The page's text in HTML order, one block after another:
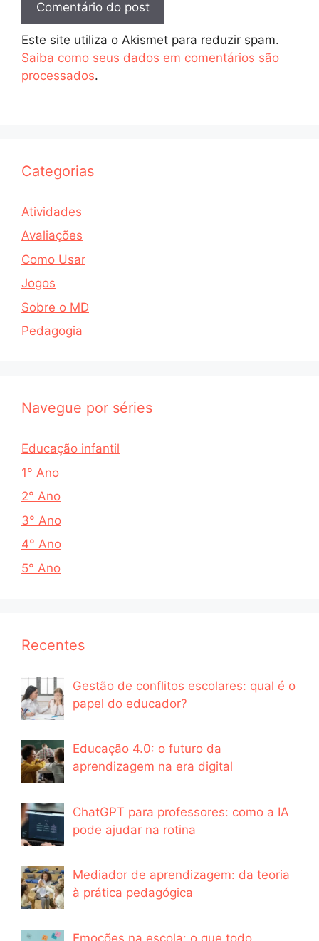
Este site utiliza o Akismet para reduzir spam.
Saiba como seus dados em comentários são
processados.
Categorias
Atividades
Avaliações
Como Usar
Jogos
Sobre o MD
Pedagogia
Navegue por séries
Educação infantil
1° Ano
2° Ano
3° Ano
4° Ano
5° Ano
Recentes
Gestão de conflitos escolares: qual é o
papel do educador?
Educação 4.0: o futuro da
aprendizagem na era digital
ChatGPT para professores: como a IA
pode ajudar na rotina
Mediador de aprendizagem: da teoria
à prática pedagógica
Emoções na escola: o que todo